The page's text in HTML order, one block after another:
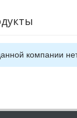
компании